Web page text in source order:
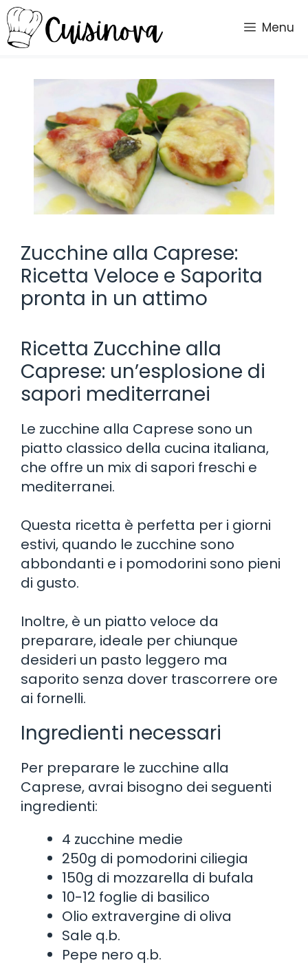
Vai
al
contenuto
Menu
Zucchine alla Caprese:
Ricetta Veloce e Saporita
pronta in un attimo
Ricetta Zucchine alla
Caprese: un’esplosione di
sapori mediterranei
Le zucchine alla Caprese sono un
piatto classico della cucina italiana,
che offre un mix di sapori freschi e
mediterranei.
Questa ricetta è perfetta per i giorni
estivi, quando le zucchine sono
abbondanti e i pomodorini sono pieni
di gusto.
Inoltre, è un piatto veloce da
preparare, ideale per chiunque
desideri un pasto leggero ma
saporito senza dover trascorrere ore
ai fornelli.
Ingredienti necessari
Per preparare le zucchine alla
Caprese, avrai bisogno dei seguenti
ingredienti:
4 zucchine medie
250g di pomodorini ciliegia
150g di mozzarella di bufala
10-12 foglie di basilico
Olio extravergine di oliva
Sale q.b.
Pepe nero q.b.